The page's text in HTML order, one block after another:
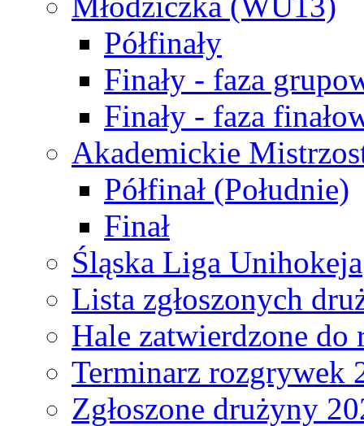
Półfinały
Finały - faza
Finały - faza
Akademickie
Półfinał (Południe)
Finał
Śląska Liga Unihokeja
Lista zgłoszonych
Hale zatwierdzone do
Terminarz rozgrywek
Zgłoszone drużyny